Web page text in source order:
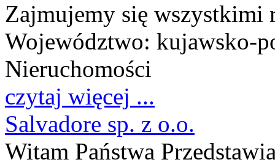
Zajmujemy się wszystkimi
Województwo: kujawsko-
Nieruchomości
czytaj więcej ...
Salvadore sp. z o.o.
Witam Państwa